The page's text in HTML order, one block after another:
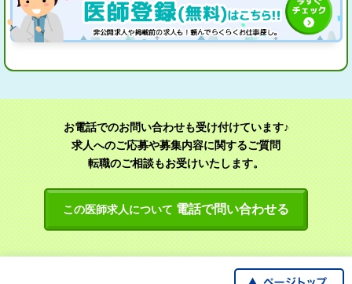
お電話でのお問い合わせも受け付けています♪
求人へのご応募や募集内容に関するご質問
転職のご相談もお受けいたします。
この医師求人について 電話で問い合わせる